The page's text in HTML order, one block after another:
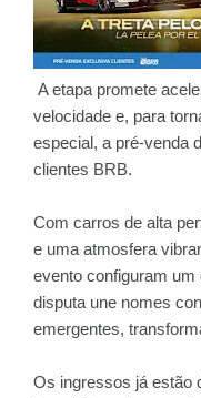
A etapa promete
velocidade e, para
especial, a pré-venda
clientes BRB.
Com carros de alta
e uma atmosfera
evento configuram
disputa une nomes
emergentes,
Os ingressos já estão